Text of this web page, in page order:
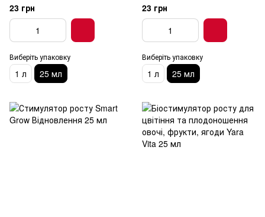
23 грн
Виберіть упаковку
1 л 25 мл
23 грн
Виберіть упаковку
1 л 25 мл